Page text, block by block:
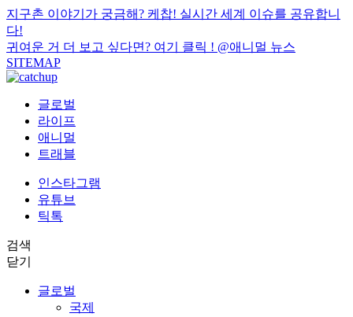
지구촌 이야기가 궁금해? 케찹! 실시간 세계 이슈를 공유합니
다!
귀여운 거 더 보고 싶다면? 여기 클릭 ! @애니멀 뉴스
SITEMAP
글로벌
라이프
애니멀
트래블
인스타그램
유튜브
틱톡
검색
닫기
글로벌
국제